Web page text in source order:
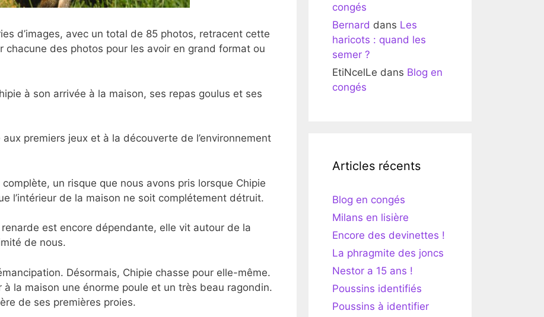
d’images, avec un total de 85 photos, retracent cette
chacune des photos pour les avoir en grand format ou
à son arrivée à la maison, ses repas goulus et ses
premiers jeux et à la découverte de l’environnement
un risque que nous avons pris lorsque Chipie
l’intérieur de la maison ne soit complétement détruit.
renarde est encore dépendante, elle vit autour de la
de nous.
Désormais, Chipie chasse pour elle-même.
à la maison une énorme poule et un très beau ragondin.
de ses premières proies.
congés
Bernard dans Les
haricots : quand les
semer ?
EtiNcelLe dans Blog en
congés
Articles récents
Blog en congés
Milans en lisière
Encore des devinettes !
La phragmite des joncs
Nestor a 15 ans !
Poussins identifiés
Poussins à identifier